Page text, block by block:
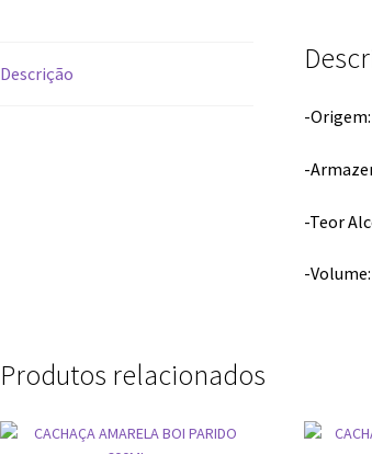
Descrição
-
-
-Teor
-
Produtos relacionados